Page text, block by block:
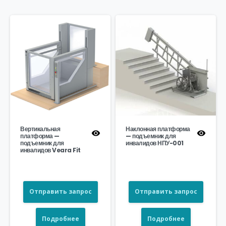
Вертикальная
платформа —
подъемник для
инвалидов Veara Fit
Отправить запрос
Подробнее
Наклонная платформа
— подъемник для
инвалидов НПУ-001
Отправить запрос
Подробнее